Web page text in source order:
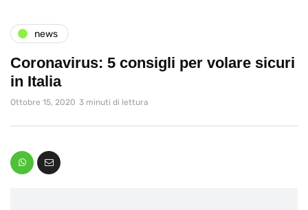
news
Coronavirus: 5 consigli per volare sicuri
in Italia
Ottobre 15, 2020 3 minuti di lettura